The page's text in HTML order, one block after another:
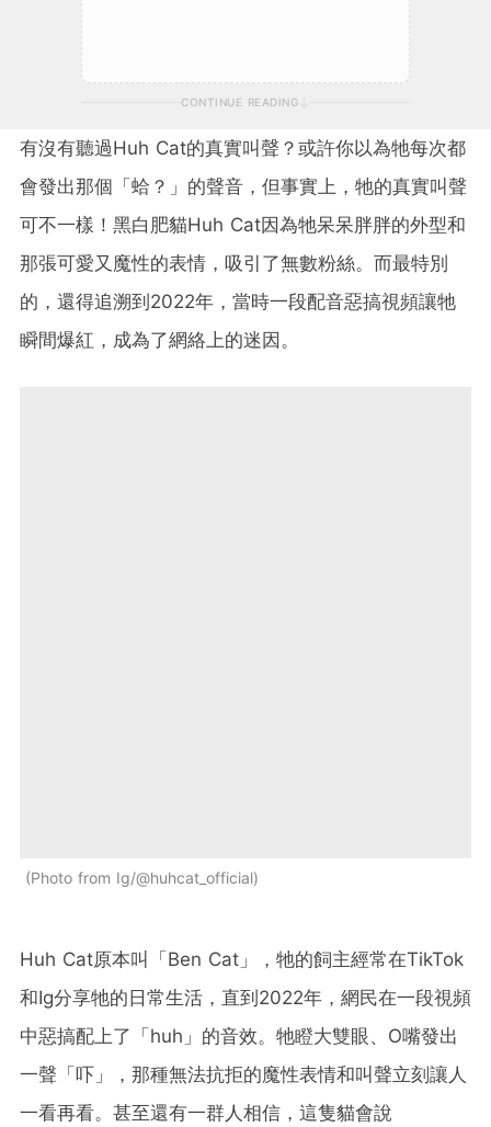
CONTINUE READING
有沒有聽過Huh Cat的真實叫聲？或許你以為牠每次都
會發出那個「蛤？」的聲音，但事實上，牠的真實叫聲
可不一樣！黑白肥貓Huh Cat因為牠呆呆胖胖的外型和
那張可愛又魔性的表情，吸引了無數粉絲。而最特別
的，還得追溯到2022年，當時一段配音惡搞視頻讓牠
瞬間爆紅，成為了網絡上的迷因。
Photo from Ig/@huhcat_official
Huh Cat原本叫「Ben Cat」，牠的飼主經常在TikTok
和Ig分享牠的日常生活，直到2022年，網民在一段視頻
中惡搞配上了「huh」的音效。牠瞪大雙眼、O嘴發出
一聲「吓」，那種無法抗拒的魔性表情和叫聲立刻讓人
一看再看。甚至還有一群人相信，這隻貓會說